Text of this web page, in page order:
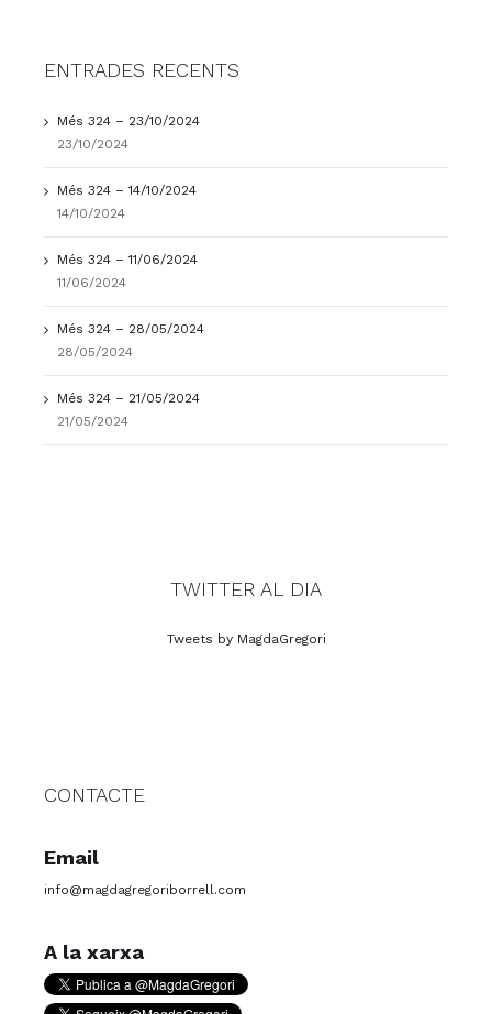
ENTRADES RECENTS
Més 324 – 23/10/2024
23/10/2024
Més 324 – 14/10/2024
14/10/2024
Més 324 – 11/06/2024
11/06/2024
Més 324 – 28/05/2024
28/05/2024
Més 324 – 21/05/2024
21/05/2024
TWITTER AL DIA
Tweets by MagdaGregori
CONTACTE
Email
info@magdagregoriborrell.com
A la xarxa